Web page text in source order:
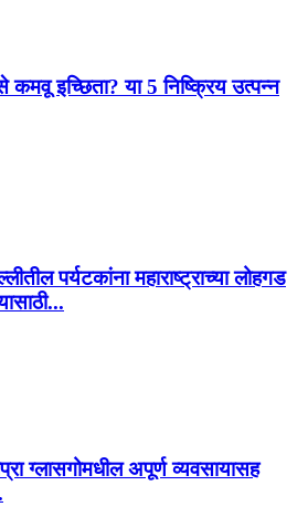
इच्छिता? या 5 निष्क्रिय उत्पन्न
पर्यटकांना महाराष्ट्राच्या लोहगड
ग्लासगोमधील अपूर्ण व्यवसायासह